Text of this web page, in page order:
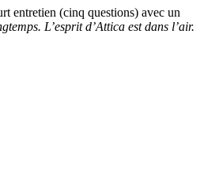
entretien (cinq questions) avec un
L’esprit d’Attica est dans l’air.